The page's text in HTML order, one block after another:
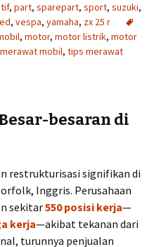
, part, sparepart, sport, suzuki,
, vespa, yamaha, zx 25 r
, motor, motor listrik, motor
mobil, tips merawat
besaran di
restrukturisasi signifikan di
Inggris. Perusahaan
sekitar550 posisi kerja—
kerja—akibat tekanan dari
turunnya penjualan